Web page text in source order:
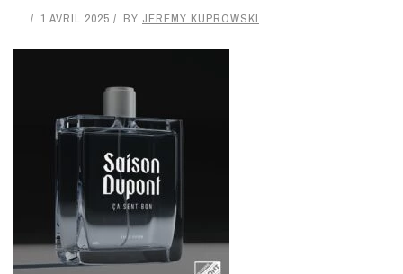
1 AVRIL 2025 BY JÉRÉMY KUPROWSKI